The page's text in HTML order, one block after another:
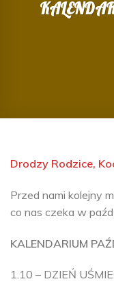
Drodzy Rodzice,
Przed nami kolejny
co nas czeka w
KALENDARIUM
1.10 – DZIEŃ